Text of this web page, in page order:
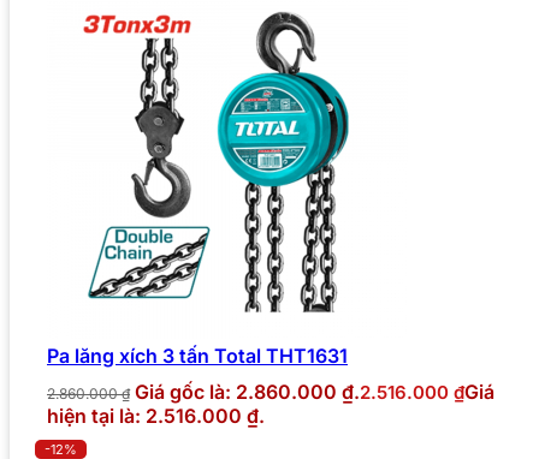
Pa lăng xích 3 tấn Total THT1631
2.860.000₫ Giá gốc là: 2.860.000 ₫.2.516.000 ₫Giá
hiện tại là: 2.516.000 ₫.
-12%